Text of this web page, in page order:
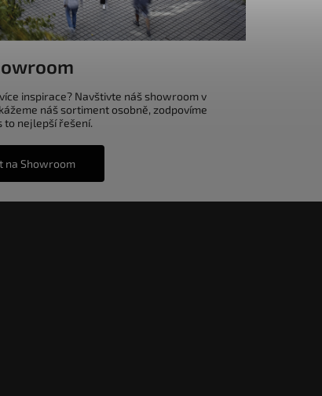
inspirace? Navštivte náš showroom v
náš sortiment osobně, zodpovíme
to nejlepší řešení.
na Showroom